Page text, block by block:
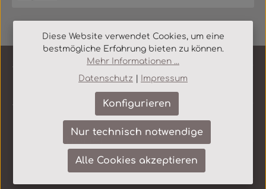
Service-Hotline
Shop Service
Informationen
Diese Website verwendet Cookies, um eine
bestmögliche Erfahrung bieten zu können.
Mehr Informationen ...
Datenschutz
Impressum
Nur technisch notwendige
Konfigurieren
Alle Cookies akzeptieren